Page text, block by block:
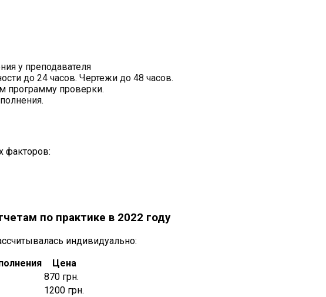
у преподавателя
до 24 часов. Чертежи до 48 часов.
программу проверки.
факторов:
по практике в 2022 году
индивидуально:
Цена
870 грн.
1200 грн.